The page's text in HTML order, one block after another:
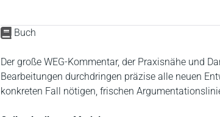
Buch
Der große WEG-Kommentar, der Praxisnähe und
Bearbeitungen durchdringen präzise alle neuen
konkreten Fall nötigen, frischen